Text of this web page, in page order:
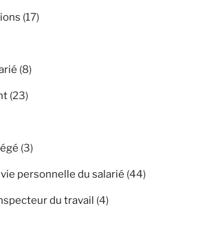
(17)
(8)
(23)
(3)
personnelle du salarié (44)
du travail (4)